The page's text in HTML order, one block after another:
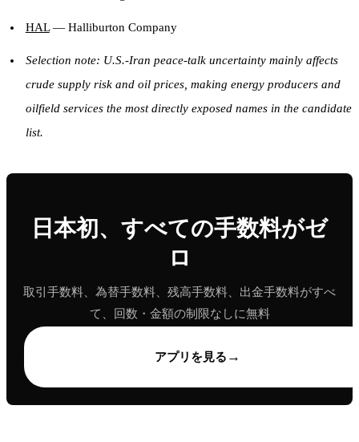
HAL— Halliburton Company
Selection note: U.S.-Iran peace-talk uncertainty mainly affects
crude supply risk and oil prices, making energy producers and
oilfield services the most directly exposed names in the candidate
list.
日本初、すべての手数料がゼ
ロ
取引手数料、為替手数料、残高手数料、出金手数料がすべ
て、回数・金額の制限なしに無料
アプリを見る →